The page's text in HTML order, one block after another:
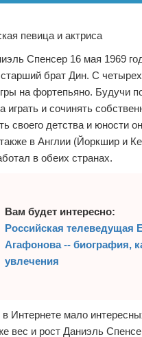
Спенсер 16 мая 1969
брат Дин. С
на фортепьяно. Будучи
играть и сочинять
своего детства и юности
в Англии (Йоркшир и
в обеих странах.
Вам будет интересно:
Российская телеведущая
Агафонова -- биография,
увлечения
Интернете мало
вес и рост Даниэль